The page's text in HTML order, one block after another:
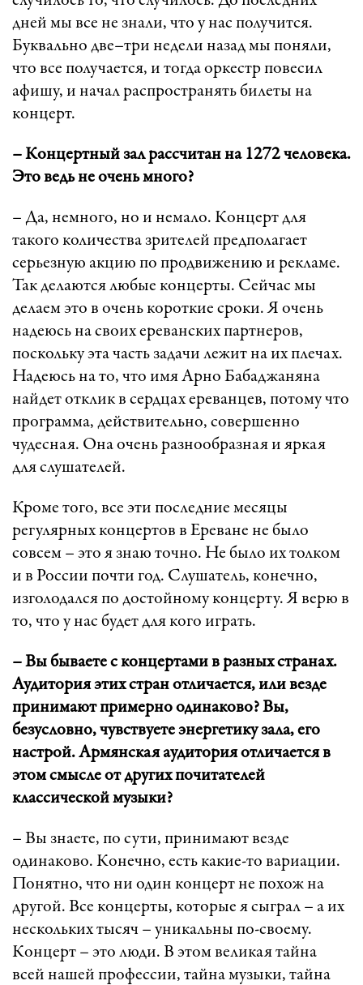
дней мы все не знали, что у нас получится.
Буквально две–три недели назад мы поняли,
что все получается, и тогда оркестр повесил
афишу, и начал распространять билеты на
концерт.
– Концертный зал рассчитан на 1272 человека.
Это ведь не очень много?
– Да, немного, но и немало. Концерт для
такого количества зрителей предполагает
серьезную акцию по продвижению и рекламе.
Так делаются любые концерты. Сейчас мы
делаем это в очень короткие сроки. Я очень
надеюсь на своих ереванских партнеров,
поскольку эта часть задачи лежит на их плечах.
Надеюсь на то, что имя Арно Бабаджаняна
найдет отклик в сердцах ереванцев, потому что
программа, действительно, совершенно
чудесная. Она очень разнообразная и яркая
для слушателей.
Кроме того, все эти последние месяцы
регулярных концертов в Ереване не было
совсем – это я знаю точно. Не было их толком
и в России почти год. Слушатель, конечно,
изголодался по достойному концерту. Я верю в
то, что у нас будет для кого играть.
– Вы бываете с концертами в разных странах.
Аудитория этих стран отличается, или везде
принимают примерно одинаково? Вы,
безусловно, чувствуете энергетику зала, его
настрой. Армянская аудитория отличается в
этом смысле от других почитателей
классической музыки?
– Вы знаете, по сути, принимают везде
одинаково. Конечно, есть какие-то вариации.
Понятно, что ни один концерт не похож на
другой. Все концерты, которые я сыграл – а их
нескольких тысяч – уникальны по-своему.
Концерт – это люди. В этом великая тайна
всей нашей профессии, тайна музыки, тайна